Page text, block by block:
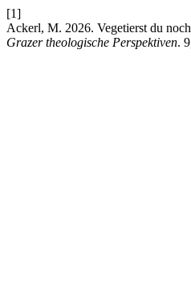
[1]
Ackerl, M. 2026. Vegetierst du
Grazer theologische Perspektiven.